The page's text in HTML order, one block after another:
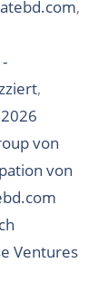
,
,
von
von
Ventures